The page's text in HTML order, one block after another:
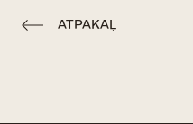
ATPAKAĻ